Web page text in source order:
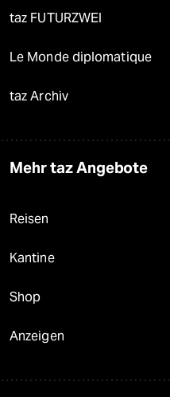
taz FUTURZWEI
Le Monde diplomatique
taz Archiv
Mehr taz Angebote
Reisen
Kantine
Shop
Anzeigen